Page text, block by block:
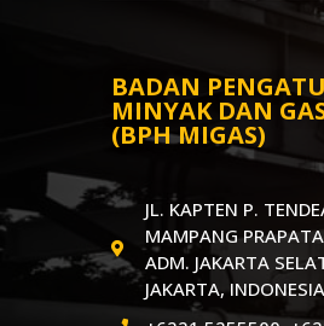
BADAN
MINYAK DAN
(BPH MIGAS)
JL. KAPTEN P.
MAMPANG
ADM. JAKARTA
JAKARTA,